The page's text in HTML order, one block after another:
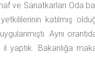
ve Sanatkarları Oda
katılmış
Aynı
il yaptık. Bakanlığa